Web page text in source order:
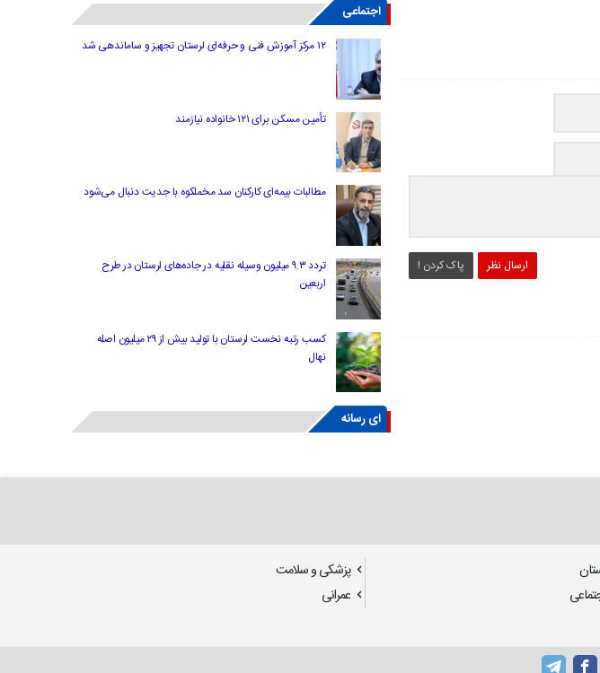
ارسال نظر پاک کردن !
اجتماعی
۱۲ مرکز آموزش فنی و حرفه‌ای لرستان تجهیز و ساماندهی شد
تأمین مسکن برای ۱۲۱ خانواده نیازمند
مطالبات بیمه‌ای کارکنان سد مخملکوه با جدیت دنبال می‌شود
تردد ۹.۳ میلیون وسیله نقلیه در جاده‌های لرستان در طرح
اربعین
کسب رتبه نخست لرستان با تولید بیش از ۲۹ میلیون اصله
نهال
ای رسانه
پزشکی و سلامت
عمرانی